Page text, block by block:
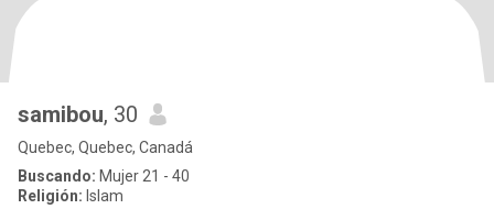
samibou, 30
Quebec, Quebec, Canadá
Buscando: Mujer 21 - 40
Religión: Islam